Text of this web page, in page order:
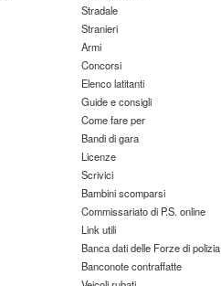
Stradale
Stranieri
Armi
Concorsi
Elenco latitanti
Guide e consigli
Come fare per
Bandi di gara
Licenze
Scrivici
Bambini scomparsi
Commissariato di P.S. online
Link utili
Banca dati delle Forze di polizia
Banconote contraffatte